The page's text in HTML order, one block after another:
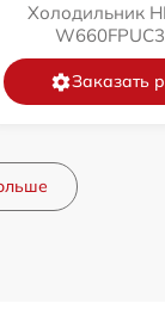
Холодильник
Заказать